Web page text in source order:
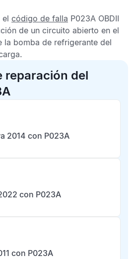
el código de falla P023A OBDII
de un circuito abierto en el
bomba de refrigerante del
reparación del
2014 con P023A
con P023A
con P023A